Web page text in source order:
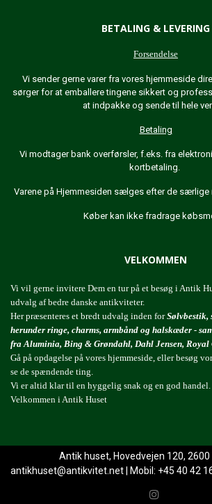
BETALING & LEVERING
Forsendelse
Vi sender gerne varer fra vores hjemmeside
sørger for at emballere tingene sikkert og
at indpakke og sende til hele
Betaling
Vi modtager bank overførsler, f.eks. fra
kortbetaling.
Varene på Hjemmesiden sælges efter de særlige
Køber kan ikke fradrage
VELKOMMEN
Vi vil gerne invitere Dem en tur på et besøg i Antik
udvalg af bedre danske antikviteter.
Her præsenteres et bredt udvalg inden forSølvbestik,
herunder ringe, charms, armbånd og halskæder -
fra Aluminia, Bing & Grøndahl, Dahl Jensen, Royal
Gå på opdagelse på vores hjemmeside, eller besøg
se de spændende ting.
Vi er altid klar til en hyggelig snak og en god handel.
Velkommen i Antik Huset
Antik huset, Hovedvejen 120, 2600
antikhuset@antikvitet.net| Mobil: +45 40 42